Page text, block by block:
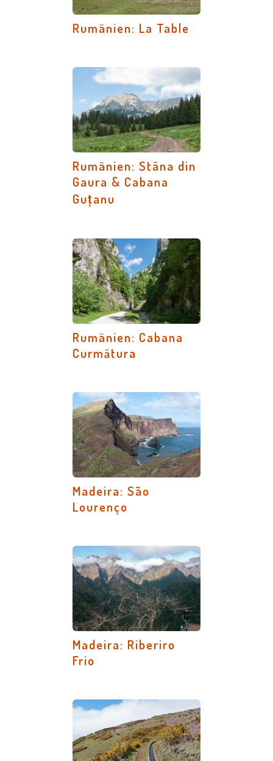
Rumänien: La Table
Rumänien: Stâna din
Gaura & Cabana
Guțanu
Rumänien: Cabana
Curmătura
Madeira: São
Lourenço
Madeira: Riberiro
Frio